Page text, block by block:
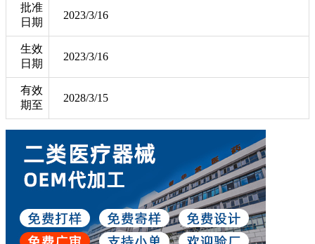
批准
日期
2023/3/16
生效
日期
2023/3/16
有效
期至
2028/3/15